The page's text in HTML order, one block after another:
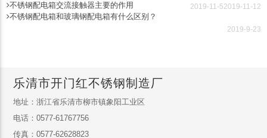
2019-11-12
不锈钢配电箱交流接触器主要的作用 2019-11-5
不锈钢配电箱和玻璃钢配电箱有什么区别？
2019-9-23
乐清市开门红不锈钢制造厂
地址：浙江省乐清市柳市镇象阳工业区
电话：0577-61767756
传真：0577-62628823